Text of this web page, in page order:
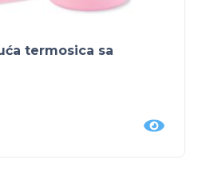
termosica sa